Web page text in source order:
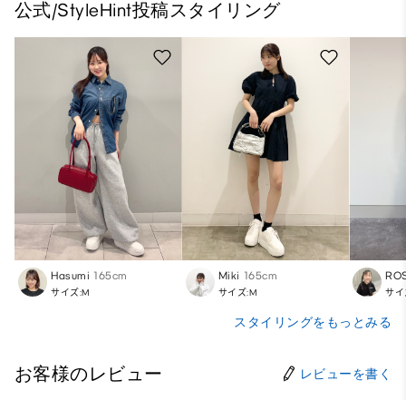
公式/StyleHint投稿スタイリング
Hasumi 165cm
サイズ:M
Miki 165cm
サイズ:M サイ
スタイリングをもっとみる
お客様のレビュー レビューを書く